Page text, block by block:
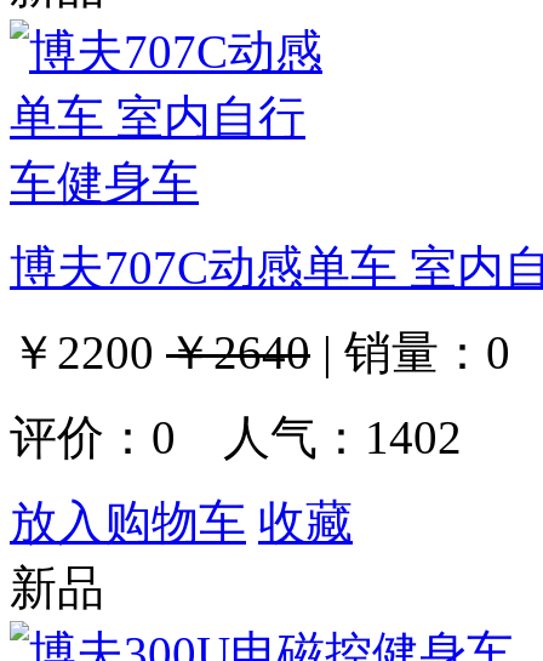
博夫707C动感单车 室内
￥2200 ￥2640 | 销量： 0
评价： 0 人气：1402
放入购物车 收藏
新品